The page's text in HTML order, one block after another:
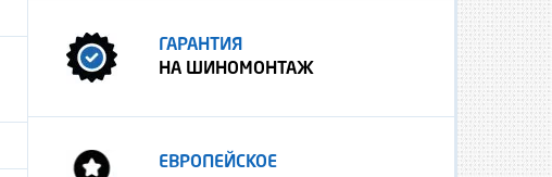
ГАРАНТИЯ
НА ШИНОМОНТАЖ
ЕВРОПЕЙСКОЕ